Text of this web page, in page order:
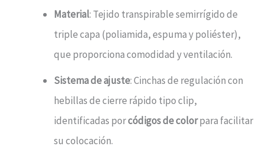
Material: Tejido transpirable semirrígido de
triple capa (poliamida, espuma y poliéster),
que proporciona comodidad y ventilación.
Sistema de ajuste: Cinchas de regulación con
hebillas de cierre rápido tipo clip,
identificadas porcódigos de colorpara facilitar
su colocación.